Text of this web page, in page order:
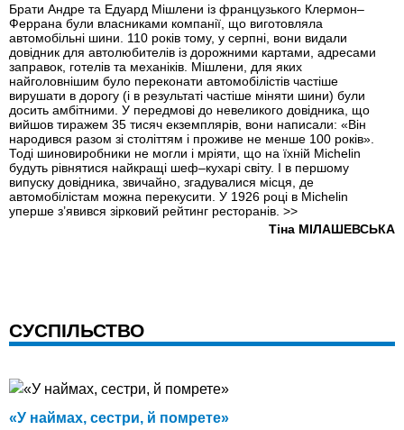
Брати Андре та Едуард Мішлени із французького Клермон–
Феррана були власниками компанії, що виготовляла
автомобільнi шини. 110 років тому, у серпні, вони видали
довідник для автолюбителів iз дорожними картами, адресами
заправок, готелів та механіків. Мішлени, для яких
найголовнішим було переконати автомобілістів частіше
вирушати в дорогу (і в результаті частіше міняти шини) були
досить амбітними. У передмові до невеликого довідника, що
вийшов тиражем 35 тисяч екземплярів, вони написали: «Він
народився разом зі століттям і проживе не менше 100 років».
Тоді шиновиробники не могли і мріяти, що на їхній Michelin
будуть рівнятися найкращі шеф–кухарі світу. І в першому
випуску довідника, звичайно, згадувалися місця, де
автомобілістам можна перекусити. У 1926 році в Michelin
уперше з’явився зірковий рейтинг ресторанів. >>
Тіна МІЛАШЕВСЬКА
СУСПІЛЬСТВО
«У наймах, сестри, й помрете»